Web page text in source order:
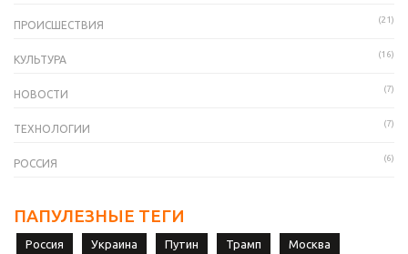
ПРОИСШЕСТВИЯ (21)
КУЛЬТУРА (16)
НОВОСТИ (7)
ТЕХНОЛОГИИ (7)
РОССИЯ (6)
ПАПУЛЕЗНЫЕ ТЕГИ
Россия Украина Путин Трамп Москва